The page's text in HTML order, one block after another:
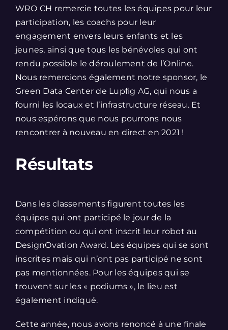
WRO CH remercie toutes les équipes pour leur
participation, les coachs pour leur
engagement envers leurs enfants et les
jeunes, ainsi que tous les bénévoles qui ont
rendu possible le déroulement de l’Online.
Nous remercions également notre sponsor, le
Green Data Center de Lupfig AG, qui nous a
fourni les locaux et l’infrastructure réseau. Et
nous espérons que nous pourrons nous
rencontrer à nouveau en direct en 2021 !
Résultats
Dans les classements figurent toutes les
équipes qui ont participé le jour de la
compétition ou qui ont inscrit leur robot au
DesignOvation Award. Les équipes qui se sont
inscrites mais qui n’ont pas participé ne sont
pas mentionnées. Pour les équipes qui se
trouvent sur les « podiums », le lieu est
également indiqué.
Cette année, nous avons renoncé à une finale